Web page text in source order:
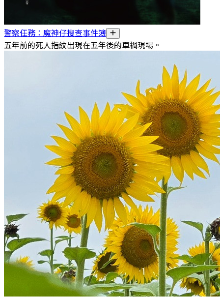
警察任務：魔神仔搜查事件簿
五年前的死人指紋出現在五年後的車禍現場。